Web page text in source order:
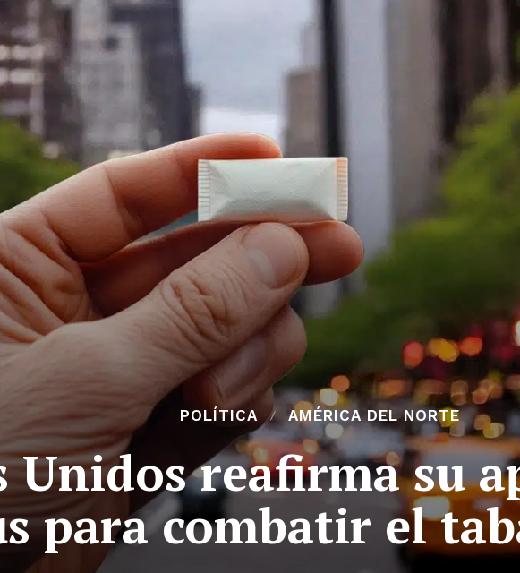
POLÍTICA AMÉRICA DEL NORTE
Unidos reafirma su
para combatir el